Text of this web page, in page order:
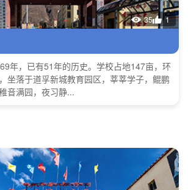
35 1
年，已有51年的历史。学校占地147亩，环
坐落于道孚新城教育园区，莘莘学子，鲲鹏
音满园，夜习静...